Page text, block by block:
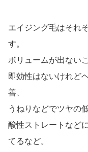
エイジング毛はそれ
す。
ボリュームが出ない
即効性はないけれど
善、
うねりなどでツヤの
酸性ストレートなど
てるなど。